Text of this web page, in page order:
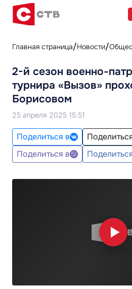
Главная страница Новости
2-й сезон военно-
турнира «Вызов»
Борисовом
25 апреля 2025 15:51
Поделиться в
Поделиться в